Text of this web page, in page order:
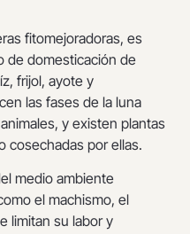
fitomejoradoras, es
de domesticación de
frijol, ayote y
las fases de la luna
y existen plantas
cosechadas por ellas.
medio ambiente
el machismo, el
limitan su labor y